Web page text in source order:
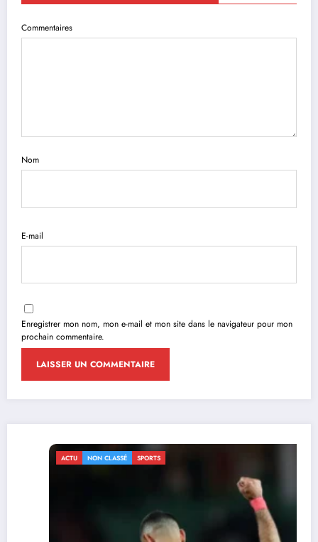
Commentaires
Nom
E-mail
Enregistrer mon nom, mon e-mail et mon site dans le navigateur pour mon
prochain commentaire.
NON CLASSÉ SPORTS